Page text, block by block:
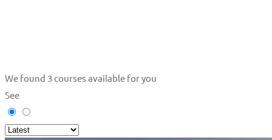
We found 3courses available for you
See